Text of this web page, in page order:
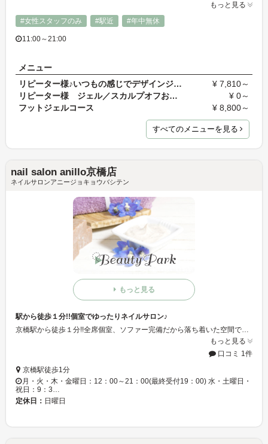
もっと見る
#女性スタッフのみ
#駅近 #年中無休
11:00～21:00
メニュー
リピーター様♪いつもの感じでデザインジェルネイル …
¥ 7,810～
リピーター様 ジェル／スカルプオフお渡しクーポン…
¥ 0～
フットジェルコース
¥ 8,800～
すべてのメニューを見る
nail salon anillo京橋店
ネイルサロンアニージョキョウバシテン
もっと見る
駅から徒歩１分!!個室でゆったりネイルサロン♪
京橋駅から徒歩１分!!全席個室、ソファー完備だから落ち着いた空間でゆったり待ちながら施術を行ないます♪ 個室ではDVDも見れるので待ってる時間も退屈させません!!!
もっと見る
口コミ 1件
京橋駅徒歩1分
月・火・木・金曜日：12：00～21：00(最終受付19：00) 水・土曜日・
祝日：9：3…
定休日： 日曜日